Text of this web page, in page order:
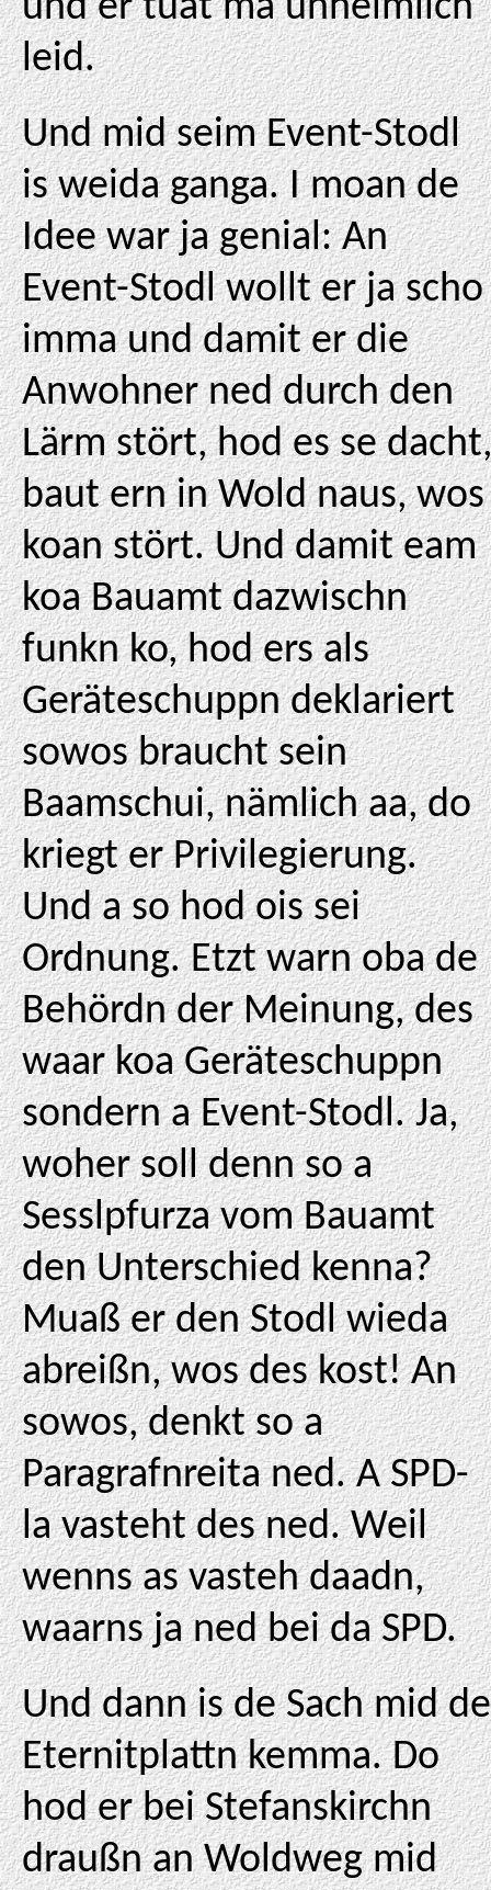
leid.
Und mid seim Event-Stodl
is weida ganga. I moan de
Idee war ja genial: An
Event-Stodl wollt er ja scho
imma und damit er die
Anwohner ned durch den
Lärm stört, hod es se dacht,
baut ern in Wold naus, wos
koan stört. Und damit eam
koa Bauamt dazwischn
funkn ko, hod ers als
Geräteschuppn deklariert
sowos braucht sein
Baamschui, nämlich aa, do
kriegt er Privilegierung.
Und a so hod ois sei
Ordnung. Etzt warn oba de
Behördn der Meinung, des
waar koa Geräteschuppn
sondern a Event-Stodl. Ja,
woher soll denn so a
Sesslpfurza vom Bauamt
den Unterschied kenna?
Muaß er den Stodl wieda
abreißn, wos des kost! An
sowos, denkt so a
Paragrafnreita ned. A SPD-
la vasteht des ned. Weil
wenns as vasteh daadn,
waarns ja ned bei da SPD.
Und dann is de Sach mid de
Eternitplattn kemma. Do
hod er bei Stefanskirchn
draußn an Woldweg mid